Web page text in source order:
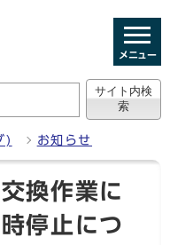
メニュー
) お知らせ
換作業に
停止につ